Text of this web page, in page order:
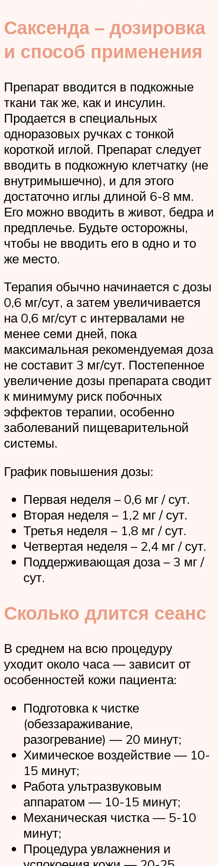
Саксенда – дозировка
и способ применения
Препарат вводится в подкожные
ткани так же, как и инсулин.
Продается в специальных
одноразовых ручках с тонкой
короткой иглой. Препарат следует
вводить в подкожную клетчатку (не
внутримышечно), и для этого
достаточно иглы длиной 6-8 мм.
Его можно вводить в живот, бедра и
предплечье. Будьте осторожны,
чтобы не вводить его в одно и то
же место.
Терапия обычно начинается с дозы
0,6 мг/сут, а затем увеличивается
на 0,6 мг/сут с интервалами не
менее семи дней, пока
максимальная рекомендуемая доза
не составит 3 мг/сут. Постепенное
увеличение дозы препарата сводит
к минимуму риск побочных
эффектов терапии, особенно
заболеваний пищеварительной
системы.
График повышения дозы:
Первая неделя – 0,6 мг / сут.
Вторая неделя – 1,2 мг / сут.
Третья неделя – 1,8 мг / сут.
Четвертая неделя – 2,4 мг / сут.
Поддерживающая доза – 3 мг /
сут.
Сколько длится сеанс
В среднем на всю процедуру
уходит около часа — зависит от
особенностей кожи пациента:
Подготовка к чистке
(обеззараживание,
разогревание) — 20 минут;
Химическое воздействие — 10-
15 минут;
Работа ультразвуковым
аппаратом — 10-15 минут;
Механическая чистка — 5-10
минут;
Процедура увлажнения и